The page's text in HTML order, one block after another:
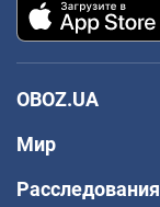
OBOZ.UA
Мир
Расследования